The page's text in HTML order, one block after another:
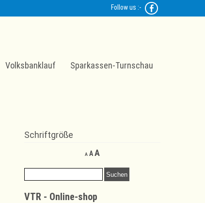
Follow us :-
Volksbanklauf Sparkassen-Turnschau
Schriftgröße
A
Decrease
font
A Reset
size.
A
size.
Suchen
nach:
VTR - Online-shop